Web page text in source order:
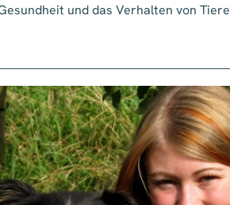
und das Verhalten von